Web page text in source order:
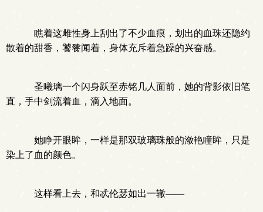
瞧着这雌性身上刮出了不少血痕，划出的血珠还隐约
散着的甜香，饕餮闻着，身体充斥着急躁的兴奋感。
圣曦璃一个闪身跃至赤铭几人面前，她的背影依旧笔
直，手中剑流着血，滴入地面。
她睁开眼眸，一样是那双玻璃珠般的潋艳瞳眸，只是
染上了血的颜色。
这样看上去，和忒伦瑟如出一辙——